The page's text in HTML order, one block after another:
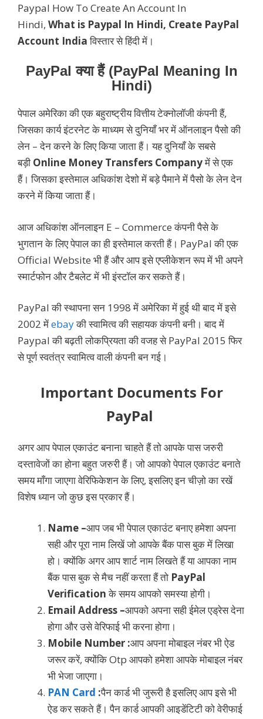
Paypal How To Create An Account In
Hindi, What is Paypal In Hindi, Create PayPal
Account Indiaविस्तार से हिंदी में।
PayPal क्या हैं (PayPal Meaning In
Hindi)
पेपाल अमेरिका की एक बहुराष्ट्रीय वित्तीय टेक्नोलॉजी कंपनी हैं,
जिसका कार्य इंटरनेट के माध्यम से दुनियाँ भर में ऑनलाइन पैसो की
लेन – देन करने के लिए किया जाता हैं। यह दुनियाँ के सबसे
बड़ी Online Money Transfers Companyमें से एक
हैं। जिसका इस्तेमाल अधिकांश देशो में बड़े पैमाने में पैसो के लेन देन
करने में किया जाता हैं।
आज अधिकांश ऑनलाइन E – Commerce कंपनी पैसे के
भुगतान के लिए पेपाल का ही इस्तेमाल करती हैं। PayPal की एक
Official Website भी हैं और आप इसे एप्लीकेशन रूप में भी अपने
स्मार्टफोन और टैबलेट में भी इंस्टॉल कर सकते हैं।
PayPal की स्थापना सन 1998 में अमेरिका में हुई थी बाद में इसे
2002 मेंebayकी स्वामित्व की सहायक कंपनी बनी। बाद में
Paypal की बढ़ती लोकप्रियता की वजह से PayPal 2015 फिर
से पूर्ण स्वतंत्र स्वामित्व वाली कंपनी बन गई।
Important Documents For
PayPal
अगर आप पेपाल एकाउंट बनाना चाहते हैं तो आपके पास जरुरी
दस्तावेजों का होना बहुत जरुरी हैं। जो आपको पेपाल एकाउंट बनाते
समय माँगा जाएगा वेरिफिकेशन के लिए, इसलिए इन चीज़ो का रखें
विशेष ध्यान जो कुछ इस प्रकार हैं।
Name –आप जब भी पेपाल एकाउंट बनाए हमेशा अपना
सही और पूरा नाम लिखें जो आपके बैंक पास बुक में लिखा
हो। क्योंकि अगर आप शार्ट नाम लिखते हैं या आपका नाम
बैंक पास बुक से मैच नहीं करता हैं तो PayPal
Verificationके समय आपको समस्या होगी।
Email Address –आपको अपना सही ईमेल एड्रेस देना
होगा और उसे वेरिफाई भी करना होगा।
Mobile Number :आप अपना मोबाइल नंबर भी ऐड
जरूर करें, क्योंकि Otp आपको हमेशा आपके मोबाइल नंबर
भी भेजा जाएगा।
PAN Card :पैन कार्ड भी जुरूरी है इसलिए आप इसे भी
ऐड कर सकते हैं। पैन कार्ड आपकी आइडेंटिटी को वेरीफाई